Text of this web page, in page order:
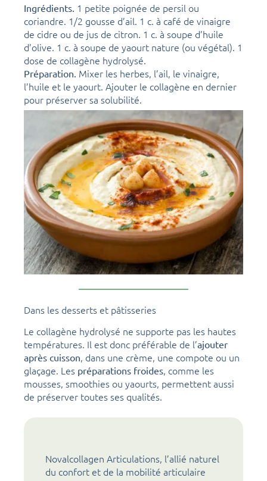
Ingrédients. 1 petite poignée de persil ou
coriandre. 1/2 gousse d’ail. 1 c. à café de vinaigre
de cidre ou de jus de citron. 1 c. à soupe d’huile
d’olive. 1 c. à soupe de yaourt nature (ou végétal). 1
dose de collagène hydrolysé.
Préparation. Mixer les herbes, l’ail, le vinaigre,
l’huile et le yaourt. Ajouter le collagène en dernier
pour préserver sa solubilité.
Dans les desserts et pâtisseries
Le collagène hydrolysé ne supporte pas les hautes
températures. Il est donc préférable de l’ajouter
après cuisson, dans une crème, une compote ou un
glaçage. Les préparations froides, comme les
mousses, smoothies ou yaourts, permettent aussi
de préserver toutes ses qualités.
Novalcollagen Articulations, l’allié naturel
du confort et de la mobilité articulaire